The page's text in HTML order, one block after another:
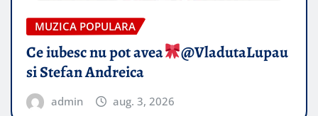
MUZICA POPULARA
Ce iubesc nu pot avea
​@VladutaLupau
si Stefan Andreica
admin aug. 3, 2026